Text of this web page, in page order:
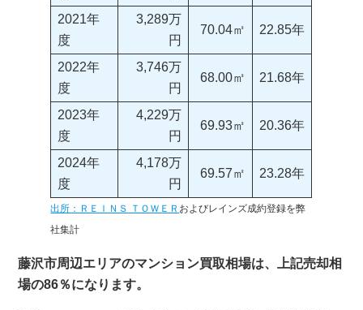
2021年
度
3,289万
円
70.04㎡ 22.85年
2022年
度
3,746万
円
68.00㎡ 21.68年
2023年
度
4,229万
円
69.93㎡ 20.36年
2024年
度
4,178万
円
69.57㎡ 23.28年
出所：ＲＥＩＮＳ ＴＯＷＥＲ およびレインズ成約登録を弊
社集計
藤沢市周辺エリアのマンション買取相場は、上記売却相
場の86％になります。